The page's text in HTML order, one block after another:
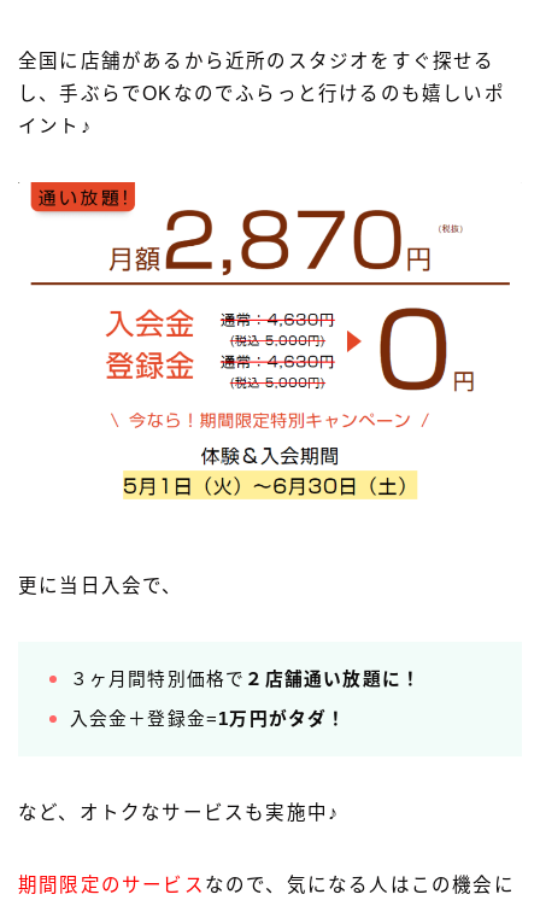
全国に店舗があるから近所のスタジオをすぐ探せる
し、手ぶらでOKなのでふらっと行けるのも嬉しいポ
イント♪
更に当日入会で、
３ヶ月間特別価格で ２店舗通い放題に！
入会金＋登録金=1万円がタダ！
など、オトクなサービスも実施中♪
期間限定のサービス なので、気になる人はこの機会に